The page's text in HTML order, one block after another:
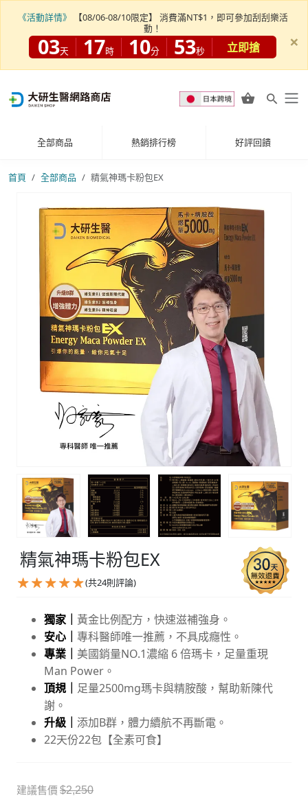
全部商品 熱銷排行榜 好評回饋
首頁 全部商品 精氣神瑪卡粉包EX
精氣神瑪卡粉包EX
(共24則評論)
獨家｜ 黃金比例配方，快速滋補強身。
安心｜ 專科醫師唯一推薦，不具成癮性。
專業｜ 美國銷量NO.1濃縮 6 倍瑪卡，足量重現
Man Power。
頂規｜ 足量2500mg瑪卡與精胺酸，幫助新陳代
謝。
升級｜ 添加B群，體力續航不再斷電。
22天份22包【全素可食】
建議售價 $2,250
《活動詳情》
【08/06-08/10限定】 消費滿NT$1，即可參加刮刮樂活
動！
03天 17時 10分 50秒 立即搶 ×